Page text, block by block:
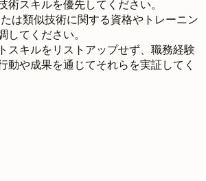
術スキルを優先してください。
は類似技術に関する資格やトレーニン
してください。
スキルをリストアップせず、職務経験
動や成果を通じてそれらを実証してく